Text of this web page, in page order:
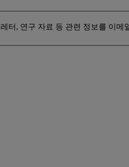
터, 연구 자료 등 관련 정보를 이